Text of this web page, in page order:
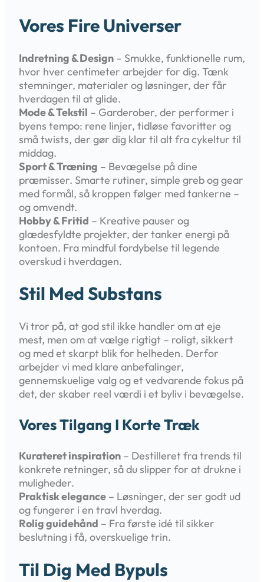
Vores Fire Universer
Indretning & Design – Smukke, funktionelle rum,
hvor hver centimeter arbejder for dig. Tænk
stemninger, materialer og løsninger, der får
hverdagen til at glide.
Mode & Tekstil – Garderober, der performer i
byens tempo: rene linjer, tidløse favoritter og
små twists, der gør dig klar til alt fra cykeltur til
middag.
Sport & Træning – Bevægelse på dine
præmisser. Smarte rutiner, simple greb og gear
med formål, så kroppen følger med tankerne –
og omvendt.
Hobby & Fritid – Kreative pauser og
glædesfyldte projekter, der tanker energi på
kontoen. Fra mindful fordybelse til legende
overskud i hverdagen.
Stil Med Substans
Vi tror på, at god stil ikke handler om at eje
mest, men om at vælge rigtigt – roligt, sikkert
og med et skarpt blik for helheden. Derfor
arbejder vi med klare anbefalinger,
gennemskuelige valg og et vedvarende fokus på
det, der skaber reel værdi i et byliv i bevægelse.
Vores Tilgang I Korte Træk
Kurateret inspiration – Destilleret fra trends til
konkrete retninger, så du slipper for at drukne i
muligheder.
Praktisk elegance – Løsninger, der ser godt ud
og fungerer i en travl hverdag.
Rolig guidehånd – Fra første idé til sikker
beslutning i få, overskuelige trin.
Til Dig Med Bypuls